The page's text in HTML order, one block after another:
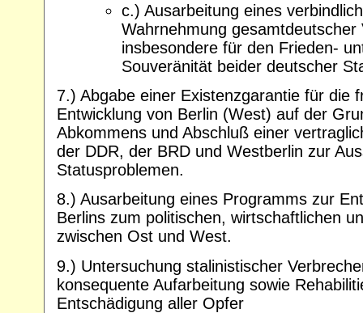
c.) Ausarbeitung eines
Wahrnehmung gesamtdeutscher
insbesondere für den Frieden-
Souveränität beider deutscher
7.) Abgabe einer Existenzgarantie für die
Entwicklung von Berlin (West) auf der
Abkommens und Abschluß einer
der DDR, der BRD und Westberlin zur
Statusproblemen.
8.) Ausarbeitung eines Programms zur
Berlins zum politischen, wirtschaftlichen
zwischen Ost und West.
9.) Untersuchung stalinistischer
konsequente Aufarbeitung sowie
Entschädigung aller Opfer